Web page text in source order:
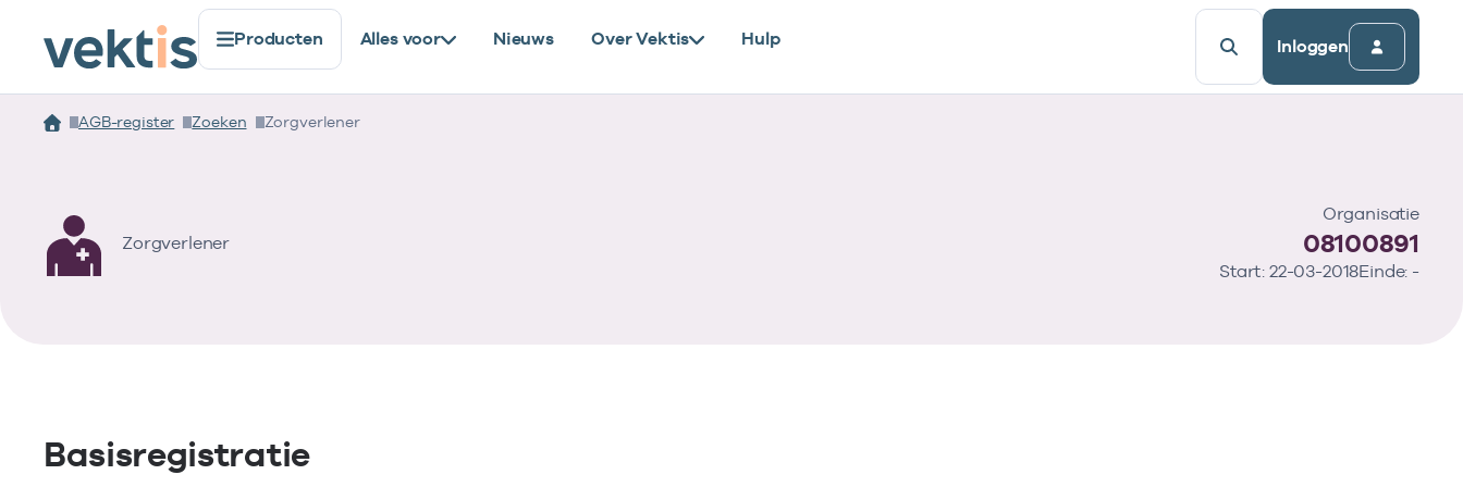
Producten Alles voor Nieuws Over Vektis Hulp Inloggen
AGB-register Zoeken Zorgverlener
Zorgverlener
Organisatie
08100891
Start: 22-03-2018Einde: -
Basisregistratie